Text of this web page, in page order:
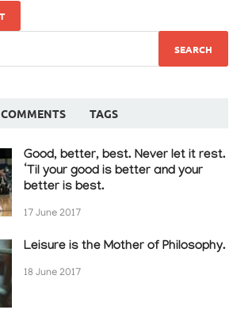
COMMENTS TAGS
Good, better, best. Never let it rest.
‘Til your good is better and your
better is best.
17 June 2017
Leisure is the Mother of Philosophy.
18 June 2017